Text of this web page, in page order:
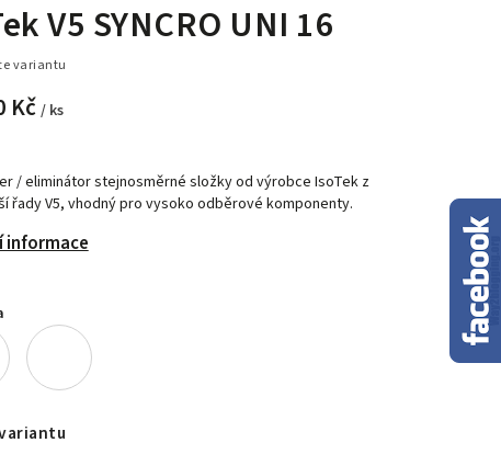
V5 SYNCRO UNI 16
variantu
Kč / ks
/ eliminátor stejnosměrné složky od výrobce IsoTek z
řady V5, vhodný pro vysoko odběrové komponenty.
informace